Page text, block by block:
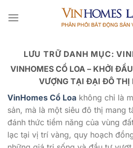
qua
LƯU TRỮ DANH MỤC:
VINHOMES CỔ LOA – KHỞI
VƯỢNG TẠI ĐẠI ĐÔ THỊ
VinHomes Cổ Loa không chỉ là
sản, mà là một siêu đô thị mang
đánh thức tiềm năng của vùng
lạc tại vị trí vàng, quy hoạch